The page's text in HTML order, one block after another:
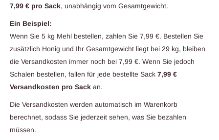
7,99 € pro Sack, unabhängig vom Gesamtgewicht.
Ein Beispiel:
Wenn Sie 5 kg Mehl bestellen, zahlen Sie 7,99 €. Bestellen Sie
zusätzlich Honig und Ihr Gesamtgewicht liegt bei 29 kg, bleiben
die Versandkosten immer noch bei 7,99 €. Wenn Sie jedoch
Schalen bestellen, fallen für jede bestellte Sack 7,99 €
Versandkosten pro Sack an.
Die Versandkosten werden automatisch im Warenkorb
berechnet, sodass Sie jederzeit sehen, was Sie bezahlen
müssen.